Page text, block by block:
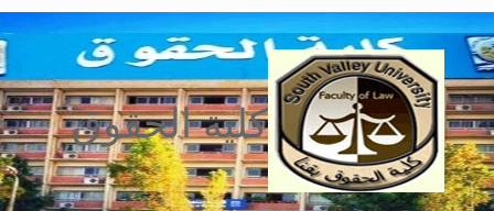
Skip
to
content
كلية الحقوق